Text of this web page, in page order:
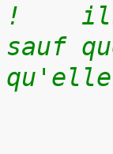
!    ils
sauf